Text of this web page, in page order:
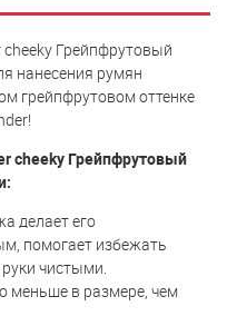
Грейпфрутовый
нанесения румян
грейпфрутовом оттенке
cheeky Грейпфрутовый
делает его
помогает избежать
чистыми.
меньше в размере, чем